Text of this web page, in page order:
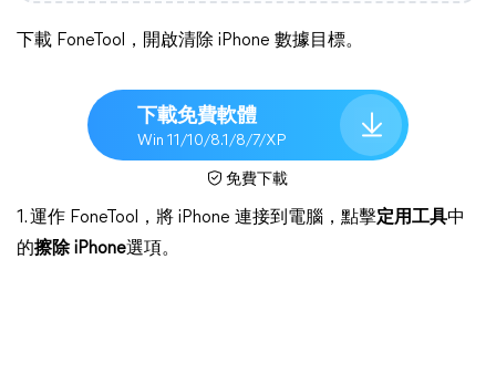
下載 FoneTool，開啟清除 iPhone 數據目標。
下載免費軟體
Win 11/10/8.1/8/7/XP
免費下載
1. 運作 FoneTool，將 iPhone 連接到電腦，點擊定用工具中
的擦除 iPhone選項。